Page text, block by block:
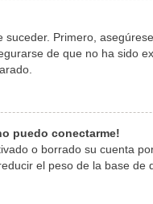
Primero,
de que no ha sido
puedo conectarme!
o borrado su cuenta
el peso de la base